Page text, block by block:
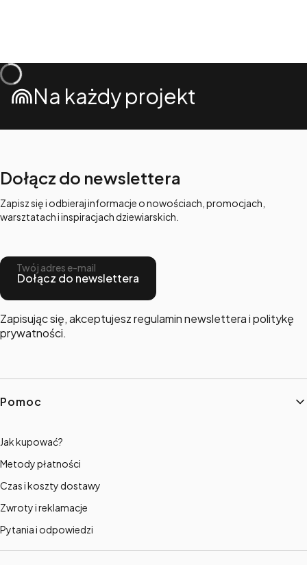
Na każdy projekt
Dołącz do newslettera
Zapisz się i odbieraj informacje o nowościach, promocjach,
warsztatach i inspiracjach dziewiarskich.
Twój adres e-mail
Dołącz do newslettera
Zapisując się, akceptujesz regulamin newslettera i politykę
prywatności.
Linki w stopce
Pomoc
Jak kupować?
Metody płatności
Czas i koszty dostawy
Zwroty i reklamacje
Pytania i odpowiedzi